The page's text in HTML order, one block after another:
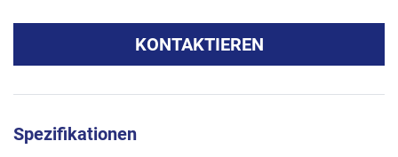
KONTAKTIEREN
Spezifikationen